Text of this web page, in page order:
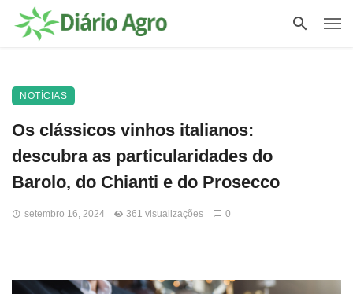
NOTÍCIAS
Os clássicos vinhos italianos:
descubra as particularidades do
Barolo, do Chianti e do Prosecco
setembro 16, 2024 361 visualizações 0